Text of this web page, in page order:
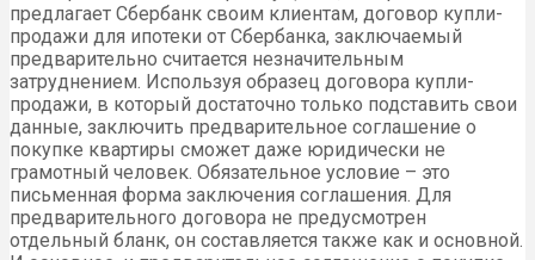
предлагает Сбербанк своим клиентам, договор купли-
продажи для ипотеки от Сбербанка, заключаемый
предварительно считается незначительным
затруднением. Используя образец договора купли-
продажи, в который достаточно только подставить свои
данные, заключить предварительное соглашение о
покупке квартиры сможет даже юридически не
грамотный человек. Обязательное условие – это
письменная форма заключения соглашения. Для
предварительного договора не предусмотрен
отдельный бланк, он составляется также как и основной.